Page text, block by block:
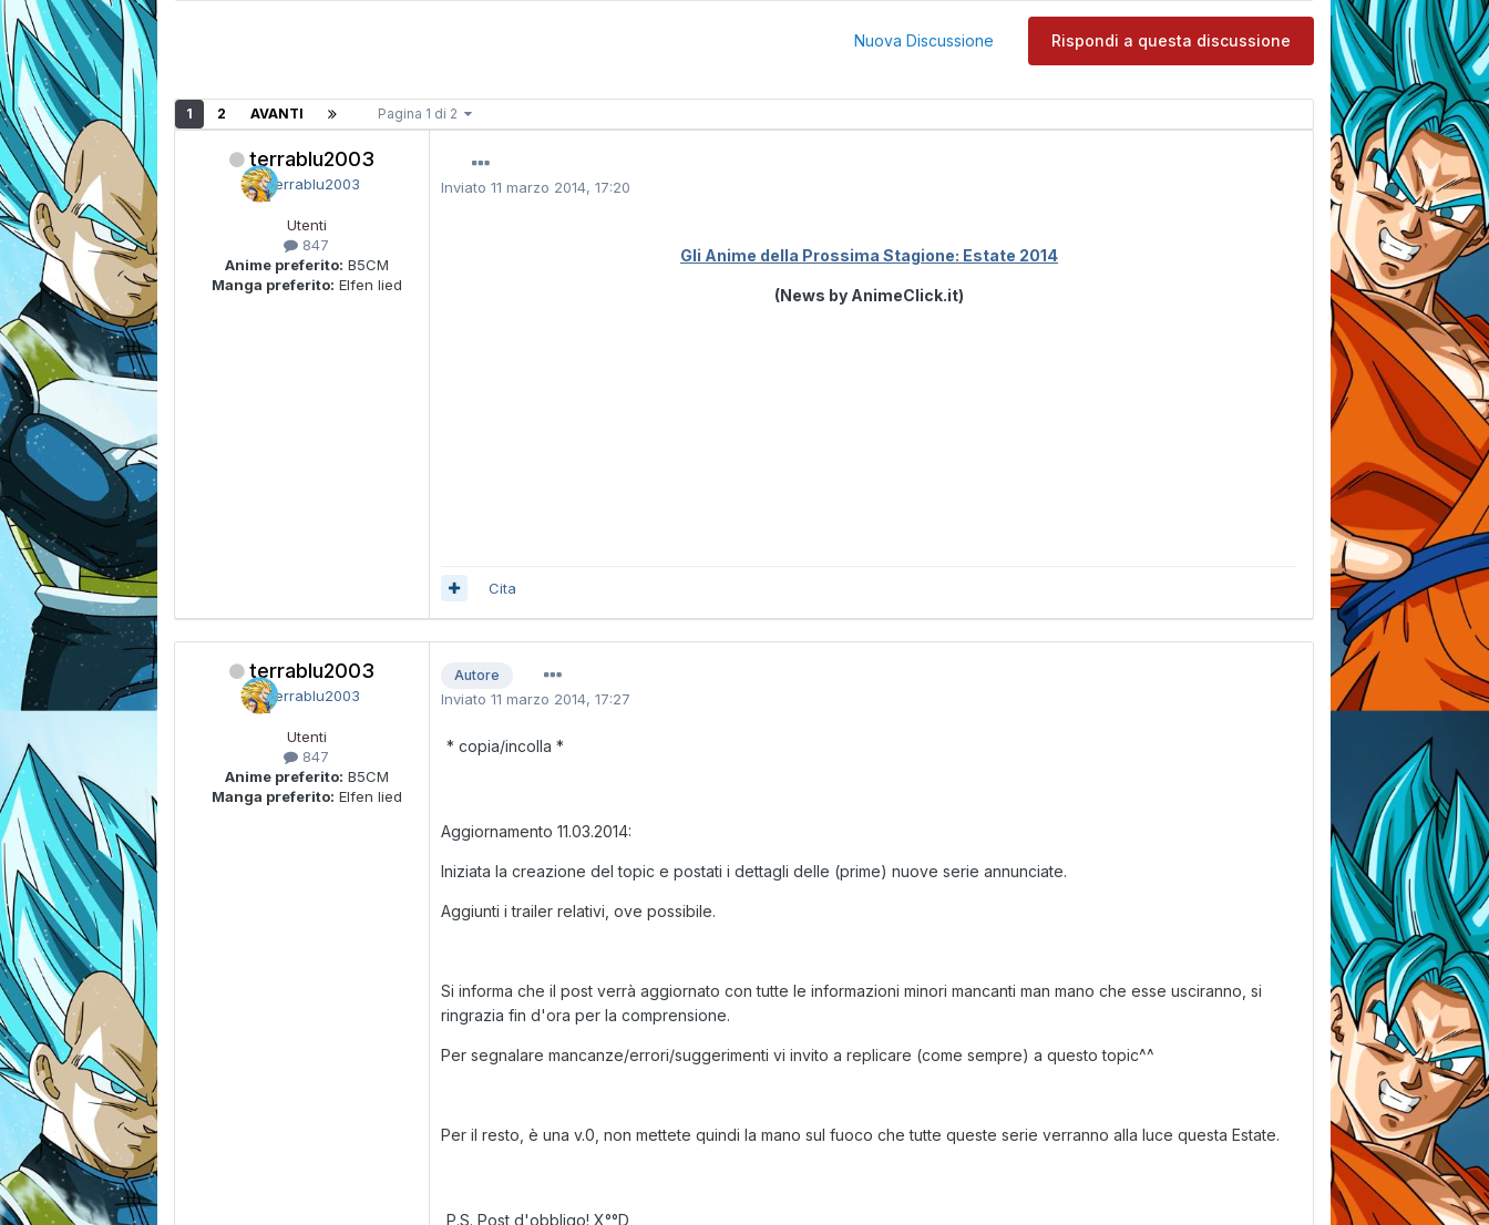
Rispondi a questa discussione
Nuova Discussione
1 2 AVANTI Pagina 1 di 2
terrablu2003
Utenti
847
Anime preferito: B5CM
Manga preferito: Elfen lied
Inviato11 marzo 2014, 17:20
Gli Anime della Prossima Stagione: Estate 2014
(News by AnimeClick.it)
Cita
terrablu2003
Utenti
847
Anime preferito: B5CM
Manga preferito: Elfen lied
Autore
Inviato11 marzo 2014, 17:27
* copia/incolla *
Aggiornamento 11.03.2014:
Iniziata la creazione del topic e postati i dettagli delle (prime) nuove serie annunciate.
Aggiunti i trailer relativi, ove possibile.
Si informa che il post verrà aggiornato con tutte le informazioni minori mancanti man mano che esse usciranno, si
ringrazia fin d'ora per la comprensione.
Per segnalare mancanze/errori/suggerimenti vi invito a replicare (come sempre) a questo topic^^
Per il resto, è una v.0, non mettete quindi la mano sul fuoco che tutte queste serie verranno alla luce questa Estate.
P.S. Post d'obbligo! X°°D